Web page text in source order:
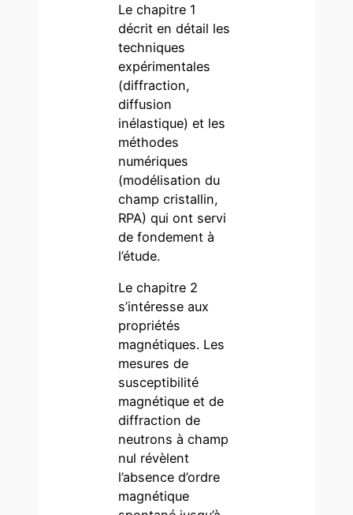
Le chapitre 1
décrit en détail les
techniques
expérimentales
(diffraction,
diffusion
inélastique) et les
méthodes
numériques
(modélisation du
champ cristallin,
RPA) qui ont servi
de fondement à
l’étude.
Le chapitre 2
s’intéresse aux
propriétés
magnétiques. Les
mesures de
susceptibilité
magnétique et de
diffraction de
neutrons à champ
nul révèlent
l’absence d’ordre
magnétique